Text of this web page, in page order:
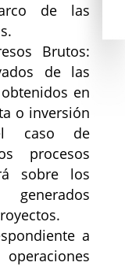
de las
Brutos:
de las
en
o inversión
caso de
procesos
sobre los
a